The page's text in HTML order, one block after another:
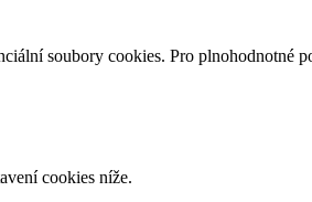
soubory cookies. Pro
cookies níže.